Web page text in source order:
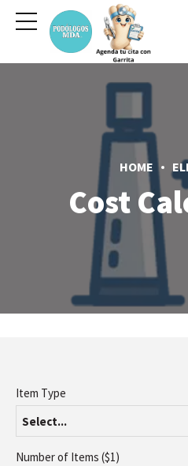
HOME
Cost
Item Type
Select...
Number of Items ($1)